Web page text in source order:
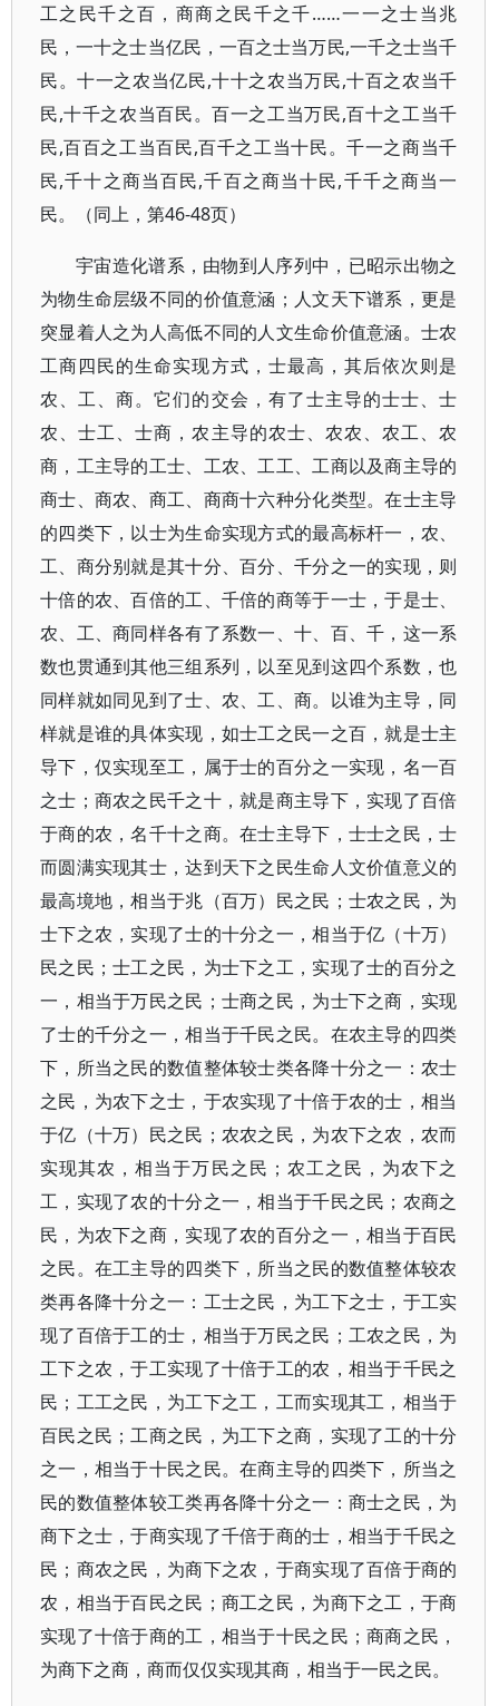
工之民千之百，商商之民千之千……一一之士当兆
民，一十之士当亿民，一百之士当万民,一千之士当千
民。十一之农当亿民,十十之农当万民,十百之农当千
民,十千之农当百民。百一之工当万民,百十之工当千
民,百百之工当百民,百千之工当十民。千一之商当千
民,千十之商当百民,千百之商当十民,千千之商当一
民。（同上，第46-48页）
宇宙造化谱系，由物到人序列中，已昭示出物之
为物生命层级不同的价值意涵；人文天下谱系，更是
突显着人之为人高低不同的人文生命价值意涵。士农
工商四民的生命实现方式，士最高，其后依次则是
农、工、商。它们的交会，有了士主导的士士、士
农、士工、士商，农主导的农士、农农、农工、农
商，工主导的工士、工农、工工、工商以及商主导的
商士、商农、商工、商商十六种分化类型。在士主导
的四类下，以士为生命实现方式的最高标杆一，农、
工、商分别就是其十分、百分、千分之一的实现，则
十倍的农、百倍的工、千倍的商等于一士，于是士、
农、工、商同样各有了系数一、十、百、千，这一系
数也贯通到其他三组系列，以至见到这四个系数，也
同样就如同见到了士、农、工、商。以谁为主导，同
样就是谁的具体实现，如士工之民一之百，就是士主
导下，仅实现至工，属于士的百分之一实现，名一百
之士；商农之民千之十，就是商主导下，实现了百倍
于商的农，名千十之商。在士主导下，士士之民，士
而圆满实现其士，达到天下之民生命人文价值意义的
最高境地，相当于兆（百万）民之民；士农之民，为
士下之农，实现了士的十分之一，相当于亿（十万）
民之民；士工之民，为士下之工，实现了士的百分之
一，相当于万民之民；士商之民，为士下之商，实现
了士的千分之一，相当于千民之民。在农主导的四类
下，所当之民的数值整体较士类各降十分之一：农士
之民，为农下之士，于农实现了十倍于农的士，相当
于亿（十万）民之民；农农之民，为农下之农，农而
实现其农，相当于万民之民；农工之民，为农下之
工，实现了农的十分之一，相当于千民之民；农商之
民，为农下之商，实现了农的百分之一，相当于百民
之民。在工主导的四类下，所当之民的数值整体较农
类再各降十分之一：工士之民，为工下之士，于工实
现了百倍于工的士，相当于万民之民；工农之民，为
工下之农，于工实现了十倍于工的农，相当于千民之
民；工工之民，为工下之工，工而实现其工，相当于
百民之民；工商之民，为工下之商，实现了工的十分
之一，相当于十民之民。在商主导的四类下，所当之
民的数值整体较工类再各降十分之一：商士之民，为
商下之士，于商实现了千倍于商的士，相当于千民之
民；商农之民，为商下之农，于商实现了百倍于商的
农，相当于百民之民；商工之民，为商下之工，于商
实现了十倍于商的工，相当于十民之民；商商之民，
为商下之商，商而仅仅实现其商，相当于一民之民。